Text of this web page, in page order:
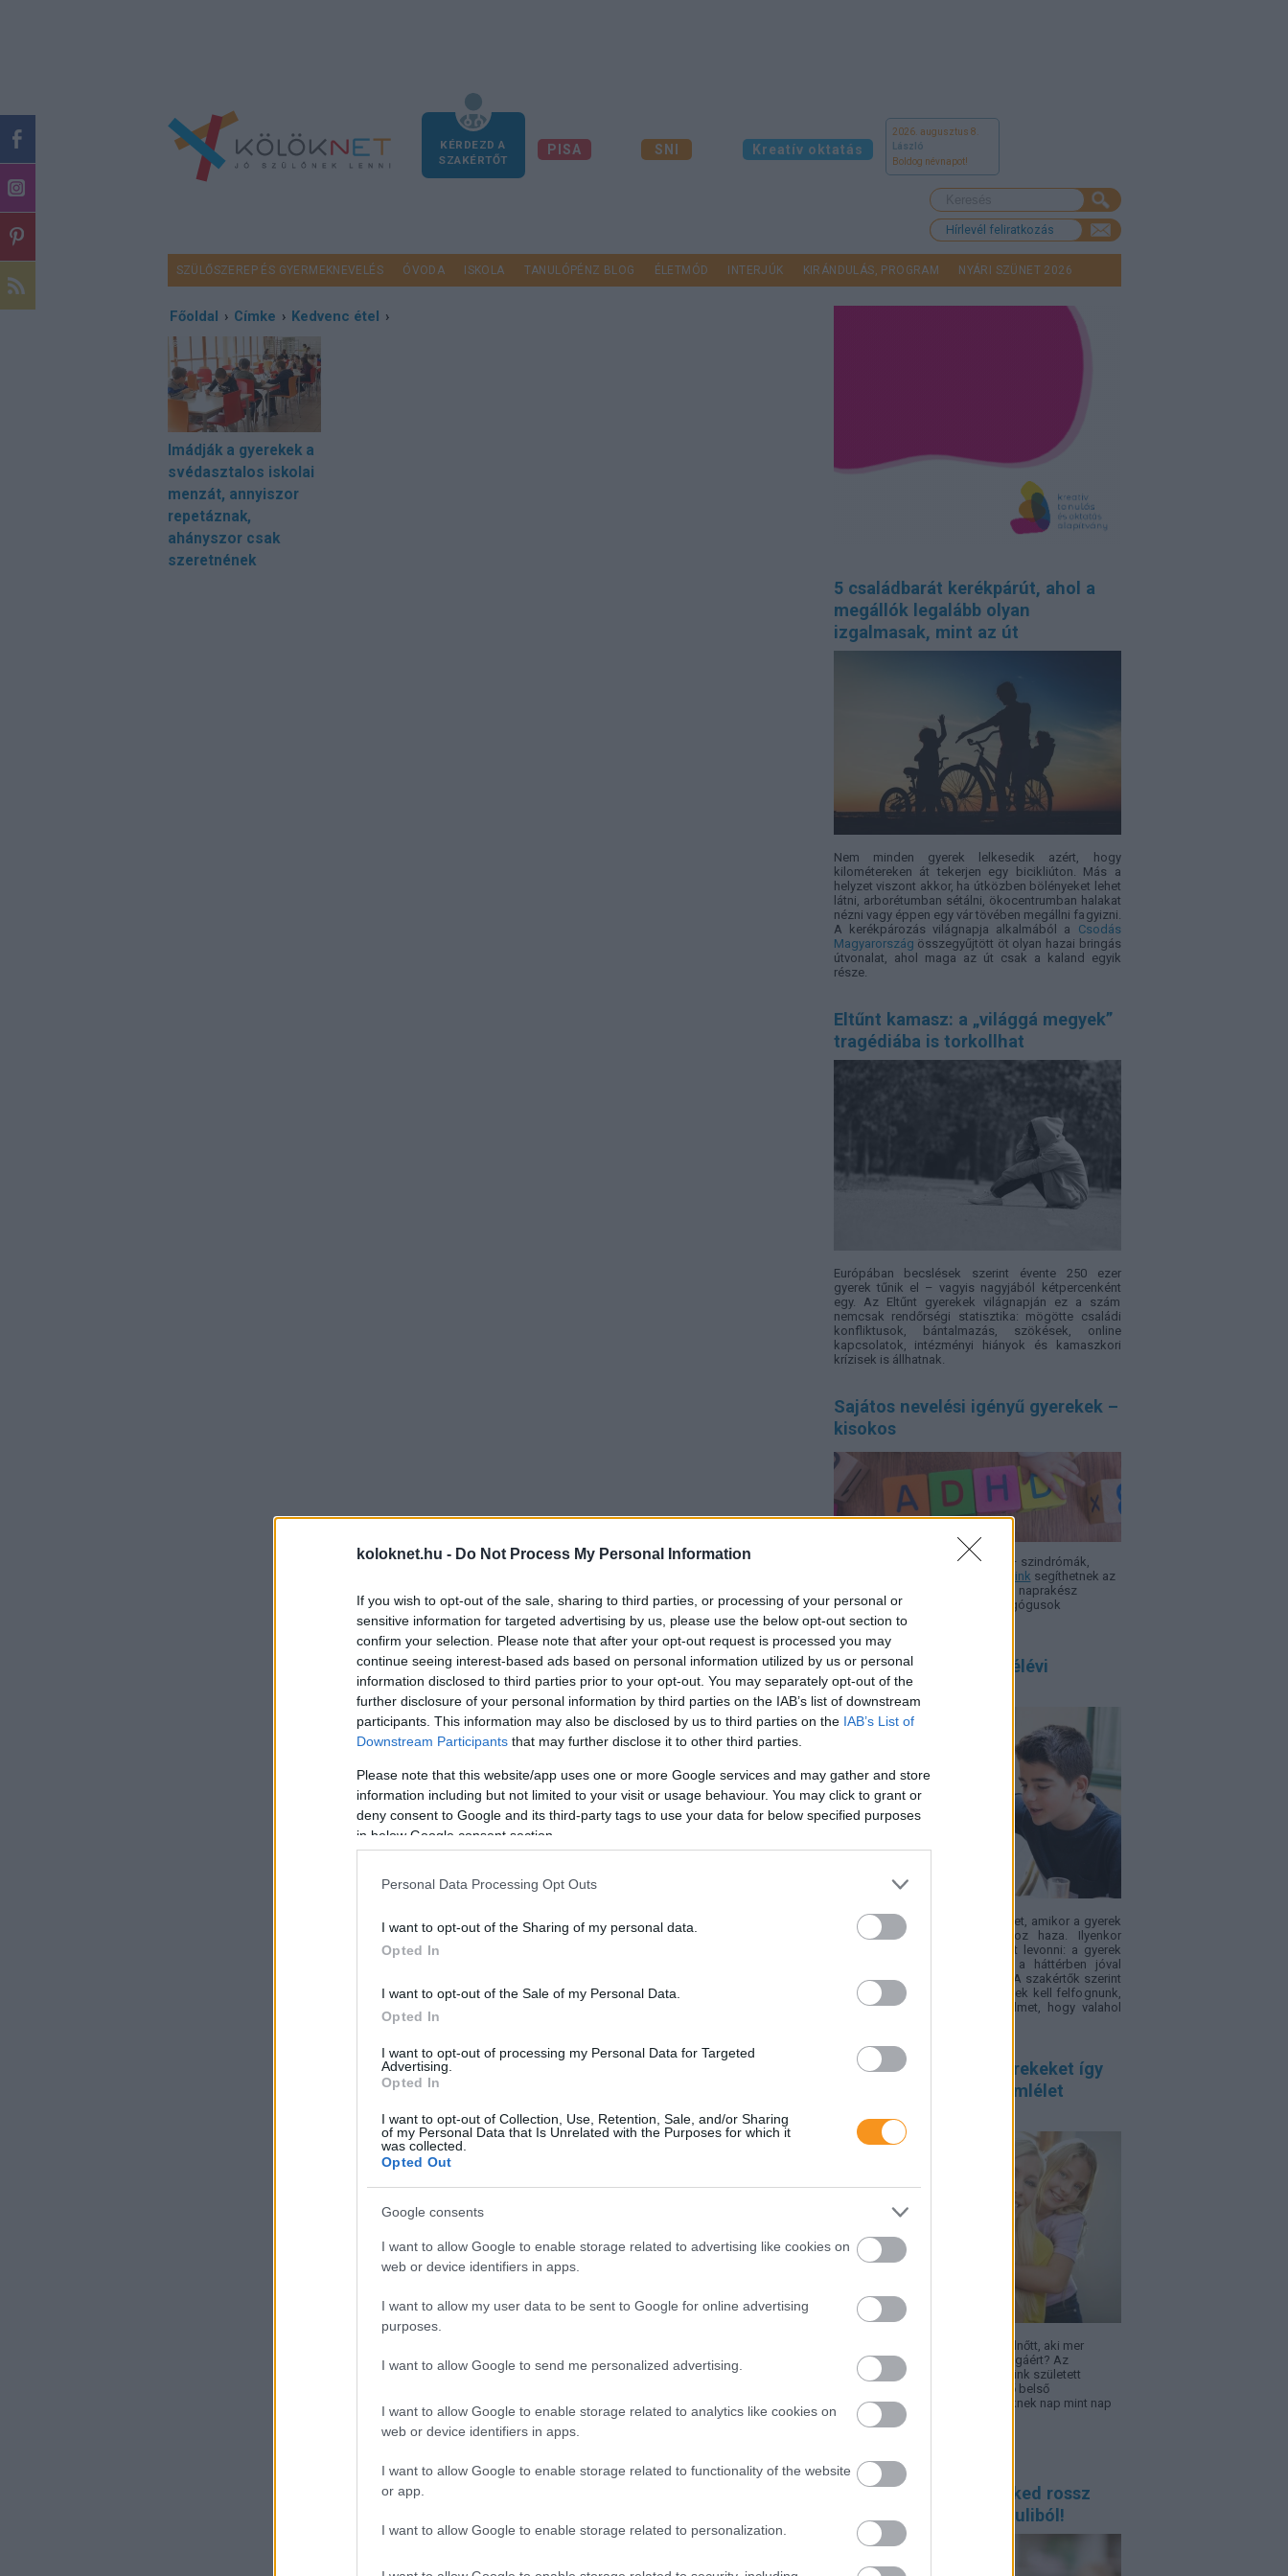
koloknet.hu - Do Not Process My Personal Information
If you wish to opt-out of the sale, sharing to third parties, or processing of your personal or
sensitive information for targeted advertising by us, please use the below opt-out section to
confirm your selection. Please note that after your opt-out request is processed you may
continue seeing interest-based ads based on personal information utilized by us or personal
information disclosed to third parties prior to your opt-out. You may separately opt-out of the
further disclosure of your personal information by third parties on the IAB’s list of downstream
participants. This information may also be disclosed by us to third parties on the IAB’s List of
Downstream Participants that may further disclose it to other third parties.
Please note that this website/app uses one or more Google services and may gather and store
information including but not limited to your visit or usage behaviour. You may click to grant or
deny consent to Google and its third-party tags to use your data for below specified purposes
in below Google consent section.
Personal Data Processing Opt Outs
I want to opt-out of the Sharing of my personal data.
Opted In
I want to opt-out of the Sale of my Personal Data.
Opted In
I want to opt-out of processing my Personal Data for Targeted
Advertising.
Opted In
I want to opt-out of Collection, Use, Retention, Sale, and/or Sharing
of my Personal Data that Is Unrelated with the Purposes for which it
was collected.
Opted Out
Google consents
I want to allow Google to enable storage related to advertising like cookies on
web or device identifiers in apps.
I want to allow my user data to be sent to Google for online advertising
purposes.
I want to allow Google to send me personalized advertising.
I want to allow Google to enable storage related to analytics like cookies on
web or device identifiers in apps.
I want to allow Google to enable storage related to functionality of the website
or app.
I want to allow Google to enable storage related to personalization.
KÉRDEZD A
SZAKÉRTŐT
PISA SNI Kreatív oktatás
2026. augusztus 8.
László
Boldog névnapot!
Hírlevél feliratkozás
SZÜLŐSZEREP ÉS GYERMEKNEVELÉS ÓVODA ISKOLA TANULÓPÉNZ BLOG ÉLETMÓD INTERJÚK KIRÁNDULÁS, PROGRAM NYÁRI SZÜNET 2026
Főoldal › Címke › Kedvenc étel ›
Imádják a gyerekek a
svédasztalos iskolai
menzát, annyiszor
repetáznak,
ahányszor csak
szeretnének
5 családbarát kerékpárút, ahol a
megállók legalább olyan
izgalmasak, mint az út
Nem minden gyerek lelkesedik azért, hogy
kilométereken át tekerjen egy bicikliúton. Más a
helyzet viszont akkor, ha útközben bölényeket lehet
látni, arborétumban sétálni, ökocentrumban halakat
nézni vagy éppen egy vár tövében megállni fagyizni.
A kerékpározás világnapja alkalmából a Csodás
Magyarország összegyűjtött öt olyan hazai bringás
útvonalat, ahol maga az út csak a kaland egyik
része.
Eltűnt kamasz: a „világgá megyek”
tragédiába is torkollhat
Európában becslések szerint évente 250 ezer
gyerek tűnik el – vagyis nagyjából kétpercenként
egy. Az Eltűnt gyerekek világnapján ez a szám
nemcsak rendőrségi statisztika: mögötte családi
konfliktusok, bántalmazás, szökések, online
kapcsolatok, intézményi hiányok és kamaszkori
krízisek is állhatnak.
Sajátos nevelési igényű gyerekek –
kisokos
SNI, ADHD, autizmus, Asperger – szindró­mák,
Szakcikkeink segíthetnek az
eligazodásban, hogy minél több, naprakész
információ álljon a szülők, pedagógusok
rendelkezésére.
Sok szülő félreérti a félévi
bizonyítványt, ezért!
Sok családban okoz feszültséget, amikor a gyerek
"rossz" félévi bizonyítványt hoz haza. Ilyenkor
könnyű téves következtetéseket levonni: a gyerek
lusta, figyelmetlen volt, pedig a háttérben jóval
összetettebb okok is állhatnak. A szakértők szerint
a rossz jegyeket inkább jelzésnek kell felfognunk,
amelyek arra hívják fel a figyelmet, hogy valahol
A mentálisan erős gyerekeket így
nevelik – 4 fontos szemlélet
Mitől lesz egy gyerekből olyan felnőtt, aki mer
hibázni, újrakezdeni és kiállni magáért? Az
egészséges önbizalom nem velünk született
tulajdonság, hanem lassan épülő belső
biztonságérzet, amelyre a gyereknek nap mint nap
szüksége van.
Így reagálj, ha a gyereked rossz
jegyet hozott haza a suliból!